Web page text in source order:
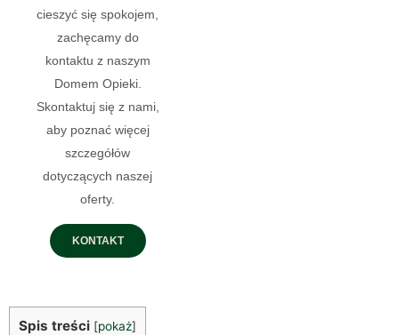
cieszyć się spokojem,
zachęcamy do
kontaktu z naszym
Domem Opieki.
Skontaktuj się z nami,
aby poznać więcej
szczegółów
dotyczących naszej
oferty.
KONTAKT
Spis treści [pokaż]